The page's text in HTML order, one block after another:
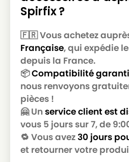
MIELE
MIELE
MIELE M50
MIELE
MIELE MAGIC BLUE 700
MIELE
MIELE MAGIC MINT
MIELE
MIELE
MIELE MI106M
MIELE
MIELE PACIFIC
MIELE
MIELE PASTELITO 300
Spirfix ?
🇫🇷 Vous achetez
Française, qui expédie
depuis la France.
📦Compatibilité
nous renvoyons
pièces !
🤗 Un service client est
vous 5 jours sur 7, de
🔁 Vous avez30 jours
et retourner votre